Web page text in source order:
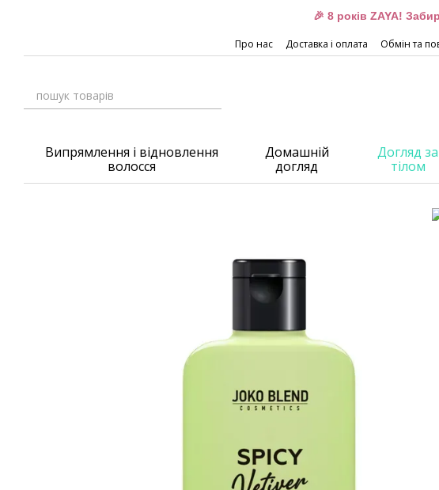
🎉 8 років ZAYA!
Про нас Доставка і оплата Обмін та
Випрямлення і відновлення
волосся
Домашній
догляд
Догляд за
тілом